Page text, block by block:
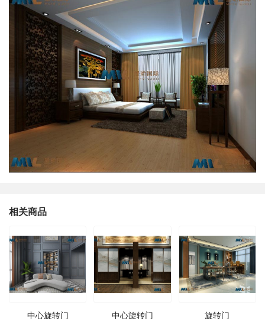
相关商品
中心旋转门 中心旋转门 旋转门